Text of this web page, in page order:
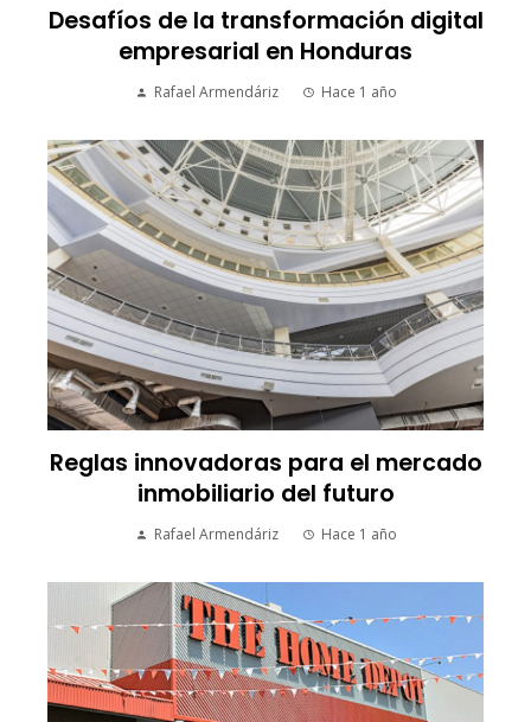
Desafíos de la transformación digital
empresarial en Honduras
Rafael Armendáriz Hace 1 año
Reglas innovadoras para el mercado
inmobiliario del futuro
Rafael Armendáriz Hace 1 año